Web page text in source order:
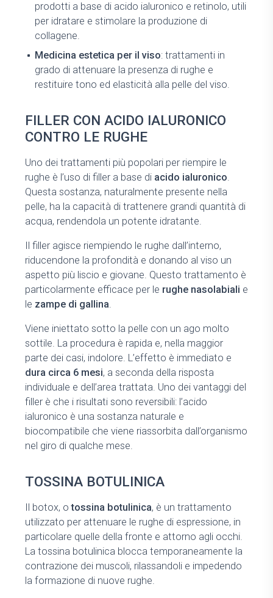
prodotti a base di acido ialuronico e retinolo, utili
per idratare e stimolare la produzione di
collagene.
Medicina estetica per il viso: trattamenti in
grado di attenuare la presenza di rughe e
restituire tono ed elasticità alla pelle del viso.
FILLER CON ACIDO IALURONICO
CONTRO LE RUGHE
Uno dei trattamenti più popolari per riempire le
rughe è l’uso di filler a base di acido ialuronico
Questa sostanza, naturalmente presente nella
pelle, ha la capacità di trattenere grandi quantità di
acqua, rendendola un potente idratante.
Il filler agisce riempiendo le rughe dall’interno,
riducendone la profondità e donando al viso un
aspetto più liscio e giovane. Questo trattamento è
particolarmente efficace per le rughe nasolabiali e
le zampe di gallina.
Viene iniettato sotto la pelle con un ago molto
sottile. La procedura è rapida e, nella maggior
parte dei casi, indolore. L’effetto è immediato e
dura circa 6 mesi, a seconda della risposta
individuale e dell’area trattata. Uno dei vantaggi del
filler è che i risultati sono reversibili: l’acido
ialuronico è una sostanza naturale e
biocompatibile che viene riassorbita dall’organismo
nel giro di qualche mese.
TOSSINA BOTULINICA
Il botox, otossina botulinica, è un trattamento
utilizzato per attenuare le rughe di espressione, in
particolare quelle della fronte e attorno agli occhi.
La tossina botulinica blocca temporaneamente la
contrazione dei muscoli, rilassandoli e impedendo
la formazione di nuove rughe.